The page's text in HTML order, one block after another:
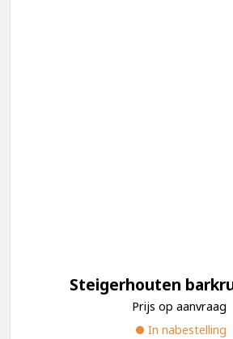
Steigerhouten
Prijs op aanvraag
In nabestelling